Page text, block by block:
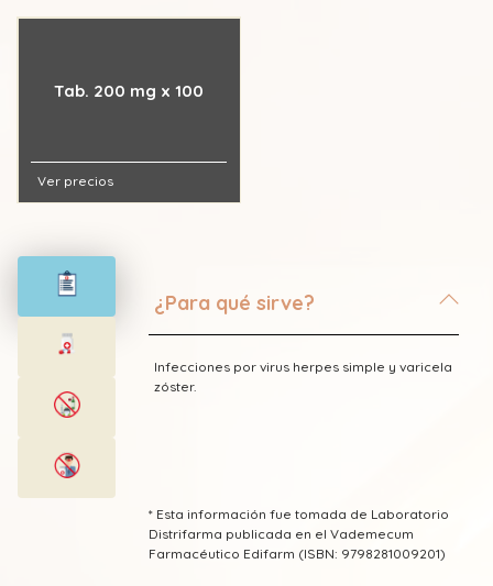
Tab. 200 mg x 100
Ver precios
¿Para qué sirve?
Infecciones por virus herpes simple y varicela
zóster.
* Esta información fue tomada de Laboratorio
Distrifarma publicada en el Vademecum
Farmacéutico Edifarm (ISBN: 9798281009201)